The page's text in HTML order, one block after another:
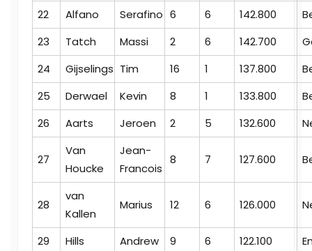
22
Alfano Serafino 6 6 142.800
23
Tatch Massi 2 6 142.700
24
Gijselings Tim 16 1 137.800
25
Derwael Kevin 8 1 133.800
26
Aarts Jeroen 2 5 132.600
27
Van
Houcke
Jean-
Francois
8 7 127.600
28
van
Kallen
Marius 12 6 126.000
29 Hills Andrew 9 6 122.100